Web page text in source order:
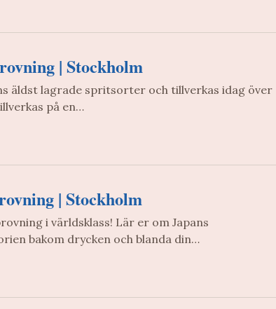
| Stockholm
äldst lagrade spritsorter och tillverkas idag över
på en…
| Stockholm
i världsklass! Lär er om Japans
bakom drycken och blanda din…